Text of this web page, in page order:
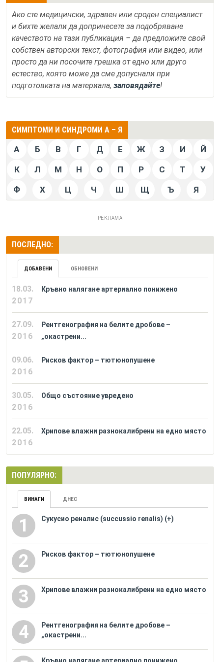
Ако сте медицински, здравен или сроден специалист
и бихте желали да допринесете за подобряване
качеството на тази публикация – да предложите свой
собствен авторски текст, фотография или видео, или
просто да ни посочите грешка от едно или друго
естество, която може да сме допуснали при
подготовката на материала, заповядайте!
СИМПТОМИ И СИНДРОМИ А – Я
А Б В Г Д Е Ж З И Й
К Л М Н О П Р С Т У
Ф Х Ц Ч Ш Щ Ъ Я
РЕКЛАМА
ПОСЛЕДНО:
ДОБАВЕНИ ОБНОВЕНИ
18.03.
2017
Кръвно налягане артериално понижено
27.09.
2016
Рентгенография на белите дробове –
„окастрени...
09.06.
2016
Рисков фактор – тютюнопушене
30.05.
2016
Общо състояние увредено
22.05.
2016
Хрипове влажни разнокалибрени на едно място
ПОПУЛЯРНО:
ВИНАГИ ДНЕС
1 Сукусио реналис (succussio renalis) (+)
2 Рисков фактор – тютюнопушене
3 Хрипове влажни разнокалибрени на едно място
4
Рентгенография на белите дробове –
„окастрени...